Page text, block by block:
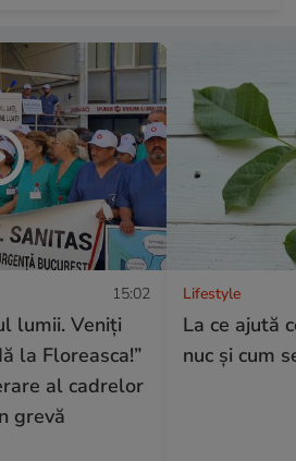
15:02
lumii. Veniți
la Floreasca!”
al cadrelor
grevă
Lifestyle
La ce ajută
nuc și cum